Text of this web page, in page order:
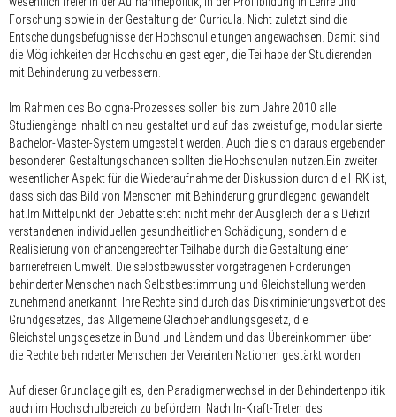
Forschung sowie in der Gestaltung der Curricula. Nicht zuletzt sind die
Entscheidungsbefugnisse der Hochschulleitungen angewachsen. Damit sind
die Möglichkeiten der Hochschulen gestiegen, die Teilhabe der Studierenden
mit Behinderung zu verbessern.
Im Rahmen des Bologna-Prozesses sollen bis zum Jahre 2010 alle
Studiengänge inhaltlich neu gestaltet und auf das zweistufige, modularisierte
Bachelor-Master-System umgestellt werden. Auch die sich daraus ergebenden
besonderen Gestaltungschancen sollten die Hochschulen nutzen.Ein zweiter
wesentlicher Aspekt für die Wiederaufnahme der Diskussion durch die HRK ist,
dass sich das Bild von Menschen mit Behinderung grundlegend gewandelt
hat.Im Mittelpunkt der Debatte steht nicht mehr der Ausgleich der als Defizit
verstandenen individuellen gesundheitlichen Schädigung, sondern die
Realisierung von chancengerechter Teilhabe durch die Gestaltung einer
barrierefreien Umwelt. Die selbstbewusster vorgetragenen Forderungen
behinderter Menschen nach Selbstbestimmung und Gleichstellung werden
zunehmend anerkannt. Ihre Rechte sind durch das Diskriminierungsverbot des
Grundgesetzes, das Allgemeine Gleichbehandlungsgesetz, die
Gleichstellungsgesetze in Bund und Ländern und das Übereinkommen über
die Rechte behinderter Menschen der Vereinten Nationen gestärkt worden.
Auf dieser Grundlage gilt es, den Paradigmenwechsel in der Behindertenpolitik
auch im Hochschulbereich zu befördern. Nach In-Kraft-Treten des